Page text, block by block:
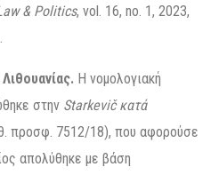
& Politics, vol. 16, no. 1, 2023,
Η νομολογιακή
στην Starkevič κατά
προσφ. 7512/18), που αφορούσε
απολύθηκε με βάση